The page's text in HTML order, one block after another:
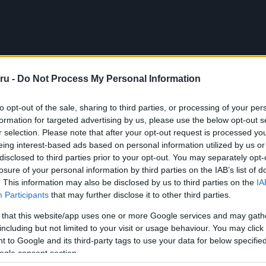
- Do Not Process My Personal Information
opt-out of the sale, sharing to third parties, or processing of your
for targeted advertising by us, please use the below opt-out
selection. Please note that after your opt-out request is processed
interest-based ads based on personal information utilized by us
to third parties prior to your opt-out. You may separately
of your personal information by third parties on the IAB’s list of
This information may also be disclosed by us to third parties on the
Participants that may further disclose it to other third parties.
that this website/app uses one or more Google services and may
but not limited to your visit or usage behaviour. You may
to Google and its third-party tags to use your data for below
consent section.
kényelmesebb fogást tesz lehetővé a kontúrosabb sarkaik
könnyített súlyuk egyértelműen érezhetők. Ami a kijelzőt
világosabb az előzőeknél, így jobban látható napsütéses
Pro Max modellek esetében a kijelző körüli keret vékonyabb, ami
Telefonguru legfrissebb híreiért!
linkek: